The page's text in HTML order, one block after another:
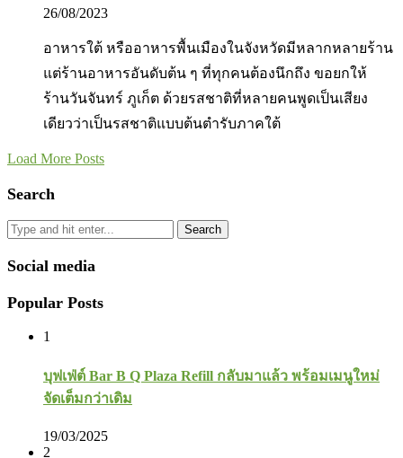
26/08/2023
อาหารใต้ หรืออาหารพื้นเมืองในจังหวัดมีหลากหลายร้าน
แต่ร้านอาหารอันดับต้น ๆ ที่ทุกคนต้องนึกถึง ขอยกให้
ร้านวันจันทร์ ภูเก็ต ด้วยรสชาติที่หลายคนพูดเป็นเสียง
เดียวว่าเป็นรสชาติแบบต้นตำรับภาคใต้
Load More Posts
Search
Search
Social media
Popular Posts
1
บุฟเฟ่ต์ Bar B Q Plaza Refill กลับมาแล้ว พร้อมเมนูใหม่
จัดเต็มกว่าเดิม
19/03/2025
2